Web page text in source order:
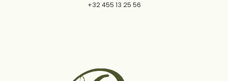
+32 455 13 25 56